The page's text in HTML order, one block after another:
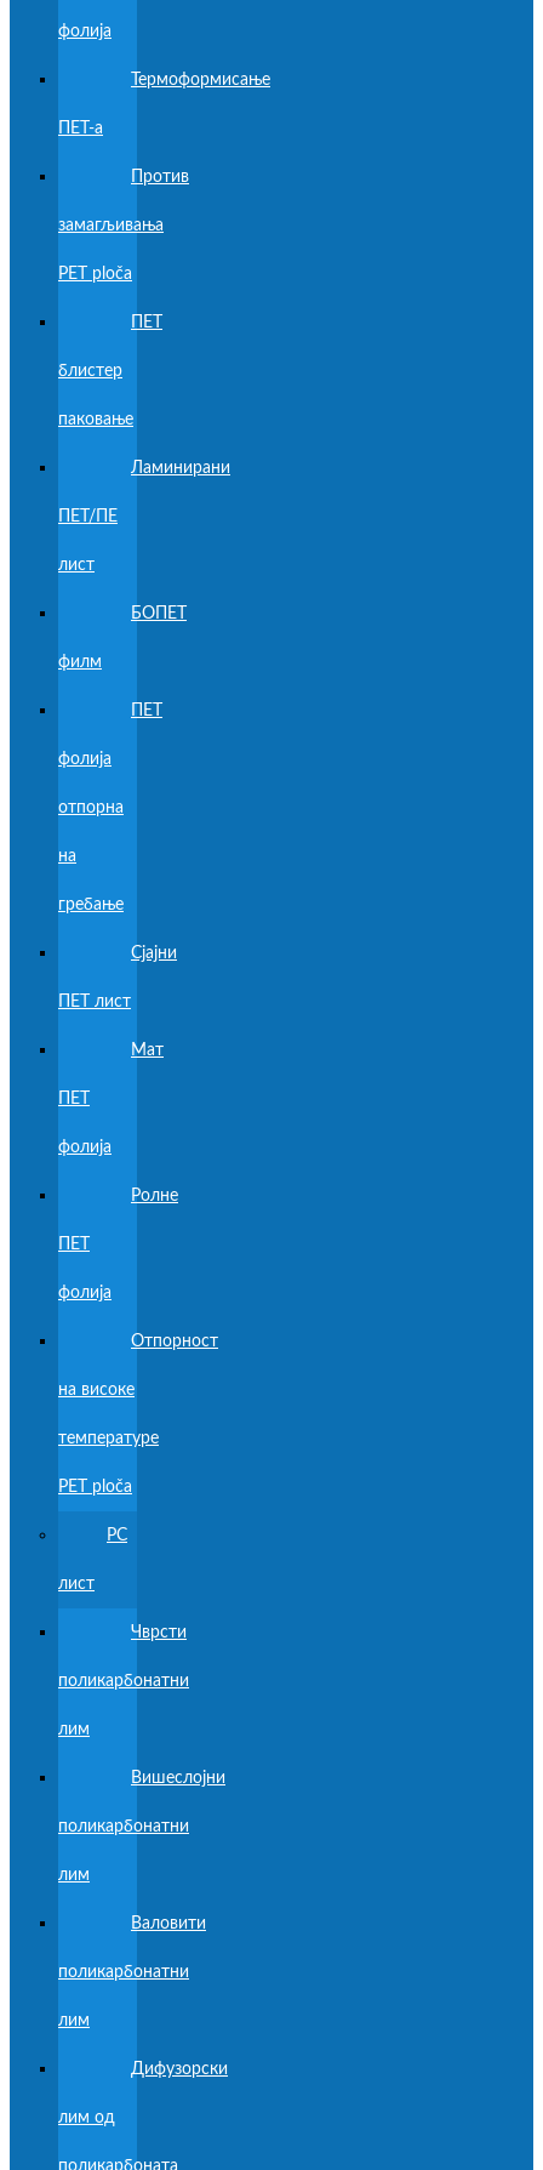
фолија
Термоформисање
ПЕТ-а
Против
замагљивања
PET ploča
ПЕТ
блистер
паковање
Ламинирани
ПЕТ/ПЕ
лист
БОПЕТ
филм
ПЕТ
фолија
отпорна
на
гребање
Сјајни
ПЕТ лист
Мат
ПЕТ
фолија
Ролне
ПЕТ
фолија
Отпорност
на високе
температуре
PET ploča
PC
лист
Чврсти
поликарбонатни
лим
Вишеслојни
поликарбонатни
лим
Валовити
поликарбонатни
лим
Дифузорски
лим од
поликарбоната